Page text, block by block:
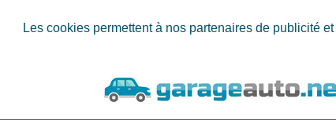
Les cookies permettent à nos partenaires de publicité